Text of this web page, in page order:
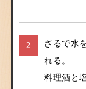
2
ざるで水
れる。
料理酒と